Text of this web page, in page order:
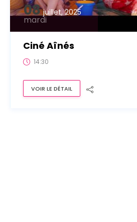
08 juillet, 2025
mardi
Ciné Aînés
14:30
VOIR LE DÉTAIL